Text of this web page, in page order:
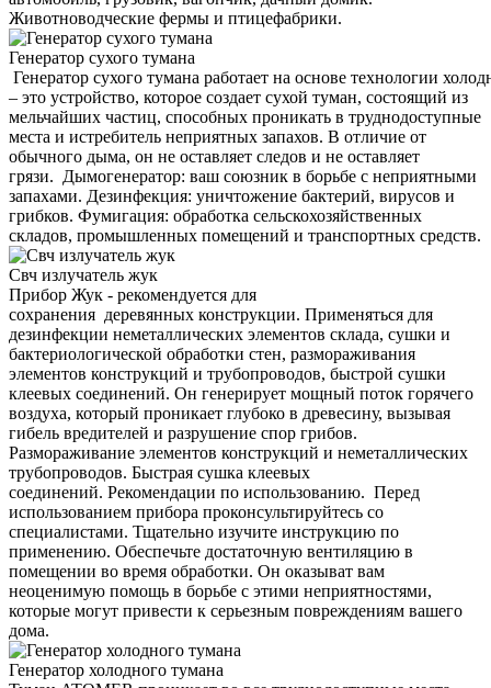
Животноводческие фермы и птицефабрики.
Генератор сухого тумана
Генератор сухого тумана работает на основе технологии
– это устройство, которое создает сухой туман, состоящий из
мельчайших частиц, способных проникать в труднодоступные
места и истребитель неприятных запахов. В отличие от
обычного дыма, он не оставляет следов и не оставляет
грязи. Дымогенератор: ваш союзник в борьбе с неприятными
запахами. Дезинфекция: уничтожение бактерий, вирусов и
грибков. Фумигация: обработка сельскохозяйственных
складов, промышленных помещений и транспортных средств.
Свч излучатель жук
Прибор Жук - рекомендуется для
сохранения деревянных конструкции. Применяться для
дезинфекции неметаллических элементов склада, сушки и
бактериологической обработки стен, размораживания
элементов конструкций и трубопроводов, быстрой сушки
клеевых соединений. Он генерирует мощный поток горячего
воздуха, который проникает глубоко в древесину, вызывая
гибель вредителей и разрушение спор грибов.
Размораживание элементов конструкций и неметаллических
трубопроводов. Быстрая сушка клеевых
соединений. Рекомендации по использованию. Перед
использованием прибора проконсультируйтесь со
специалистами. Тщательно изучите инструкцию по
применению. Обеспечьте достаточную вентиляцию в
помещении во время обработки. Он оказыват вам
неоценимую помощь в борьбе с этими неприятностями,
которые могут привести к серьезным повреждениям вашего
дома.
Генератор холодного тумана